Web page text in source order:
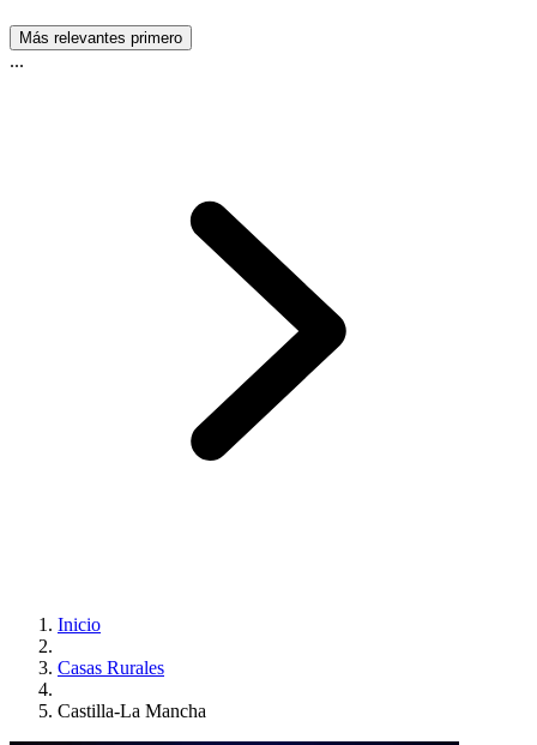
Más relevantes primero
...
Inicio
Casas Rurales
Castilla-La Mancha